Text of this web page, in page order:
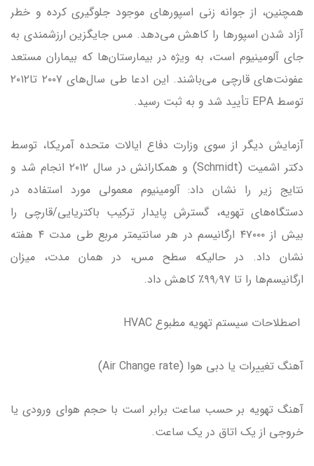
همچنین، از جوانه زنی اسپورهای موجود جلوگیری کرده و خطر
آزاد شدن اسپورها را کاهش می‌دهد. مس جایگزین ارزشمندی به
جای آلومینیوم است، به ویژه در بیمارستان‌ها که بیماران مستعد
عفونت‌های قارچی می‌باشند. این ادعا طی سال‌های ۲۰۰۷ تا۲۰۱۲
توسط EPA تأیید شد و به ثبت رسید.
آزمایش دیگر از سوی وزارت دفاع ایالات متحده آمریکا، توسط
دکتر اشمیت (Schmidt) و همکارانش در سال ۲۰۱۲ انجام شد و
نتایج زیر را نشان داد: آلومینیوم معمولی مورد استفاده در
دستگاه‌های تهویه، گسترش پایدار ترکیب باکتریایی/قارچی را
بیش از ۴۷۰۰۰ ارگانیسم در هر سانتیمتر مربع طی مدت ۴ هفته
نشان داد. در حالیکه سطح مس، در همان مدت، میزان
ارگانیسم‌ها را تا ۹۹٫۹۷٪ کاهش داد.
اصطلاحات سیستم تهویه مطبوع HVAC
آهنگ تغییرات یا دبی هوا (Air Change rate)
آهنگ تهویه بر حسب ساعت برابر است با حجم هوای ورودی یا
خروجی از یک اتاق در یک ساعت.